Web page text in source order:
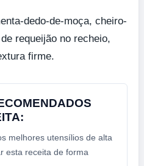
dedo-de-moça, cheiro-
requeijão no recheio,
firme.
melhores utensílios de alta
esta receita de forma